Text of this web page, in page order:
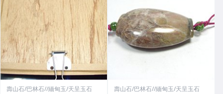
壽山石/巴林石//緬甸玉/天呈玉石 壽山石/巴林石//緬甸玉/天呈玉石